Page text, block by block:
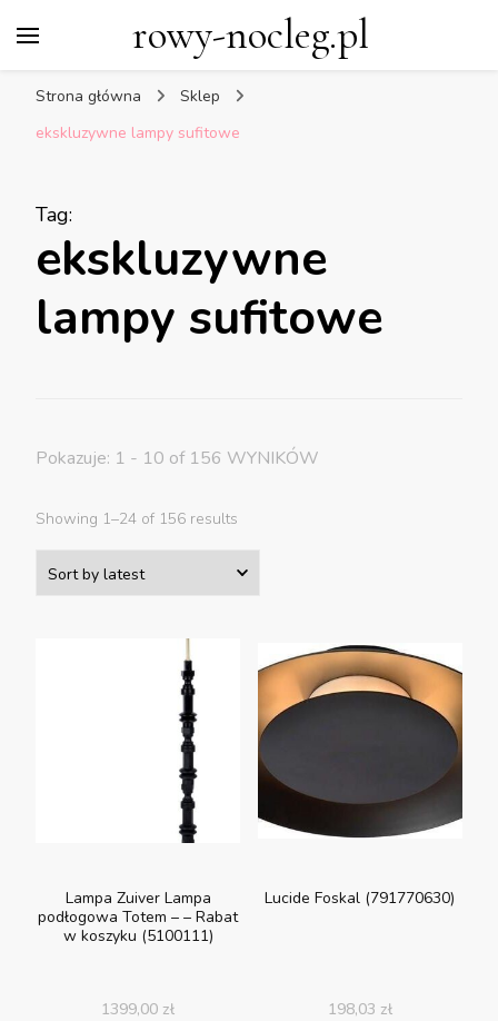
rowy-nocleg.pl
Strona główna
Sklep
ekskluzywne lampy sufitowe
Tag:
ekskluzywne
lampy sufitowe
Pokazuje: 1 - 10 of 156 WYNIKÓW
Showing 1–24 of 156 results
Lampa Zuiver Lampa
podłogowa Totem – – Rabat
w koszyku (5100111)
1399,00 zł
Lucide Foskal (791770630)
198,03 zł